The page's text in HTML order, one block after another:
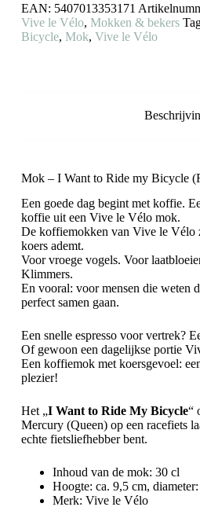
EAN: 5407013353171
Vive le Vélo, Mokken & bekers
Bicycle, Mok, Vive le Vélo
Mok – I Want to Ride my Bicycle
Een goede dag begint met koffie.
koffie uit een Vive le Vélo mok.
De koffiemokken van Vive le Vélo
koers ademt.
Voor vroege vogels. Voor
Klimmers.
En vooral: voor mensen die weten
perfect samen gaan.
Een snelle espresso voor vertrek?
Of gewoon een dagelijkse portie
Een koffiemok met koersgevoel:
plezier!
Het „I Want to Ride My Bicycle“
Mercury (Queen) op een racefiets
echte fietsliefhebber bent.
Inhoud van de mok: 30 cl
Hoogte: ca. 9,5 cm,
Merk: Vive le Vélo